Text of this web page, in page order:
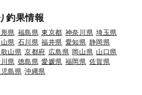
釣果情報
県 福島県 東京都 神奈川県 埼玉県
県 石川県 福井県 愛知県 静岡県
山県 京都府 広島県 岡山県 山口県
県 徳島県 愛媛県 福岡県 佐賀県
児島県 沖縄県